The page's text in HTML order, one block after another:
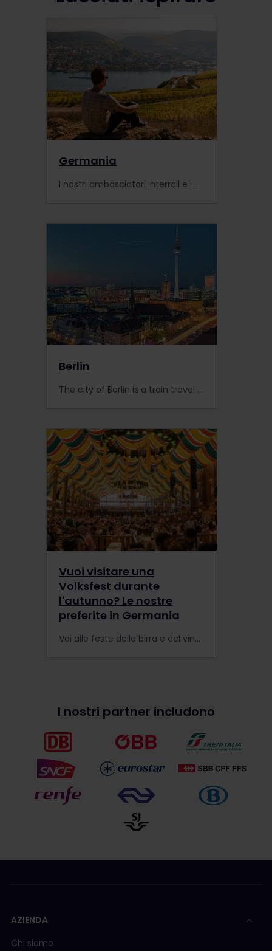
Germania
I nostri ambasciatori Interrail e i membri della community tedeschi condividono le loro destinazioni preferite e i luoghi secreti scoperti durante i viaggi nel loro paese d'origine.
Berlin
The city of Berlin is a train travel wonderland mixed with history, culture and extraordinary landmarks. With the Interrail Pass, you can travel to the city of Berlin by train and see what Berlin has to offer. Don't miss out! Book your train ticket now #interrailberlin
Vuoi visitare una
Volksfest durante
l'autunno? Le nostre
preferite in Germania
Vai alle feste della birra e del vino più grandi della Germania in treno.
I nostri partner includono
AZIENDA
Chi siamo